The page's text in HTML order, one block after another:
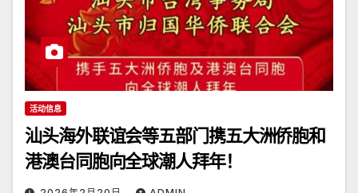
活动信息
汕头海外联谊会等五部门携五大洲侨胞和
港澳台同胞向全球潮人拜年！